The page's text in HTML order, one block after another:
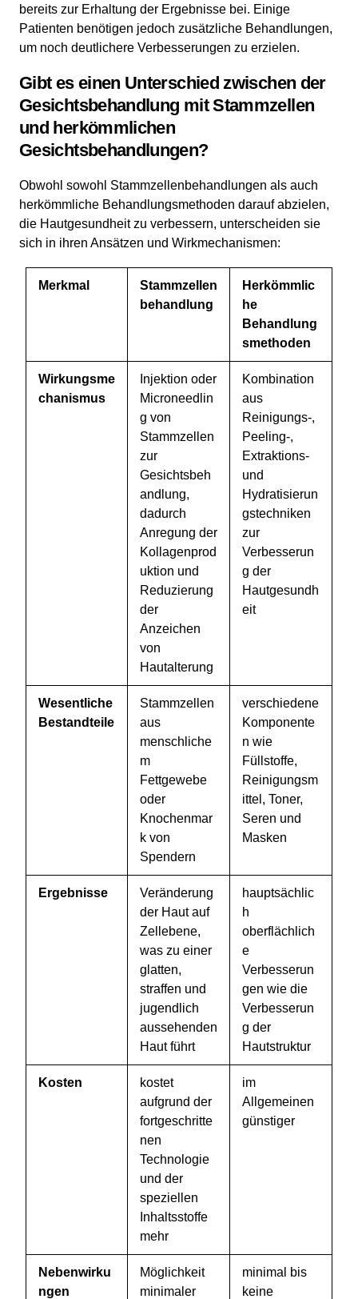
bereits zur Erhaltung der Ergebnisse bei. Einige
Patienten benötigen jedoch zusätzliche Behandlungen,
um noch deutlichere Verbesserungen zu erzielen.
Gibt es einen Unterschied zwischen der
Gesichtsbehandlung mit Stammzellen
und herkömmlichen
Gesichtsbehandlungen?
Obwohl sowohl Stammzellenbehandlungen als auch
herkömmliche Behandlungsmethoden darauf abzielen,
die Hautgesundheit zu verbessern, unterscheiden sie
sich in ihren Ansätzen und Wirkmechanismen:
Merkmal
Stammzellen
behandlung
Herkömmlic
he
Behandlung
smethoden
Wirkungsme
chanismus
Injektion oder
Microneedlin
g von
Stammzellen
zur
Gesichtsbeh
andlung,
dadurch
Anregung der
Kollagenprod
uktion und
Reduzierung
der
Anzeichen
von
Hautalterung
Kombination
aus
Reinigungs-,
Peeling-,
Extraktions-
und
Hydratisierun
gstechniken
zur
Verbesserun
g der
Hautgesundh
eit
Wesentliche
Bestandteile
Stammzellen
aus
menschliche
m
Fettgewebe
oder
Knochenmar
k von
Spendern
verschiedene
Komponente
n wie
Füllstoffe,
Reinigungsm
ittel, Toner,
Seren und
Masken
Ergebnisse
Veränderung
der Haut auf
Zellebene,
was zu einer
glatten,
straffen und
jugendlich
aussehenden
Haut führt
hauptsächlic
h
oberflächlich
e
Verbesserun
gen wie die
Verbesserun
g der
Hautstruktur
Kosten
kostet
aufgrund der
fortgeschritte
nen
Technologie
und der
speziellen
Inhaltsstoffe
mehr
im
Allgemeinen
günstiger
Nebenwirku
ngen
Möglichkeit
minimaler
minimal bis
keine